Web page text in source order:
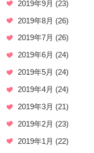
2019年9月 (23)
2019年8月 (26)
2019年7月 (26)
2019年6月 (24)
2019年5月 (24)
2019年4月 (24)
2019年3月 (21)
2019年2月 (23)
2019年1月 (22)